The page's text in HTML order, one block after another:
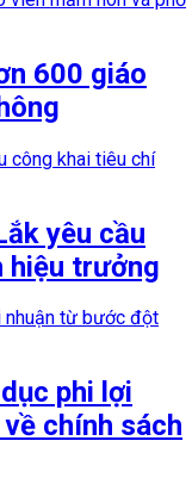
600 giáo
yêu cầu
hiệu trưởng
phi lợi
chính sách